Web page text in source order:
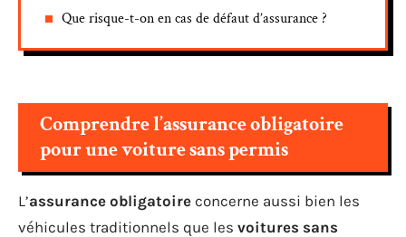
Que risque-t-on en cas de défaut d’assurance ?
Comprendre l’assurance obligatoire
pour une voiture sans permis
L’assurance obligatoire concerne aussi bien les
véhicules traditionnels que les voitures sans